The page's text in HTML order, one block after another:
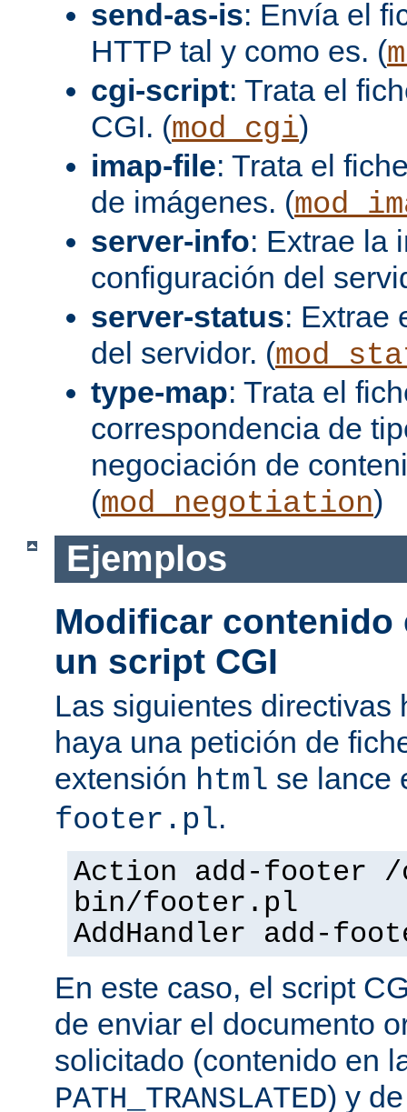
send-as-is: Envía el
HTTP tal y como es. (
cgi-script: Trata el
CGI. (mod_cgi)
imap-file: Trata el
de imágenes. (
server-info: Extrae la
configuración del
server-status: Extrae
del servidor. (
type-map: Trata el
correspondencia de
negociación de
(mod_negotiation)
Ejemplos
Modificar
un script CGI
Las siguientes directivas
haya una petición de
extensión html se lance
footer.pl.
Action add-footer
bin/footer.pl
AddHandler add-
En este caso, el script
de enviar el documento
solicitado (contenido en
PATH_TRANSLATED) y